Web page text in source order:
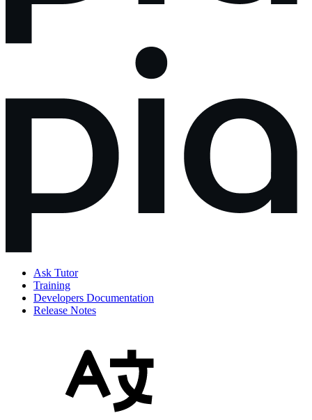
Ask Tutor
Training
Developers Documentation
Release Notes